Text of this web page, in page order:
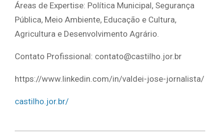
Áreas de Expertise: Política Municipal, Segurança
Pública, Meio Ambiente, Educação e Cultura,
Agricultura e Desenvolvimento Agrário.
Contato Profissional: contato@castilho.jor.br
https://www.linkedin.com/in/valdei-jose-jornalista/
castilho.jor.br/